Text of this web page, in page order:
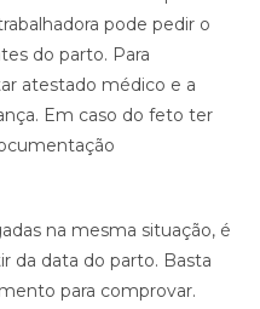
pode pedir o
do parto. Para
atestado médico e a
Em caso do feto ter
na mesma situação, é
da data do parto. Basta
para comprovar.